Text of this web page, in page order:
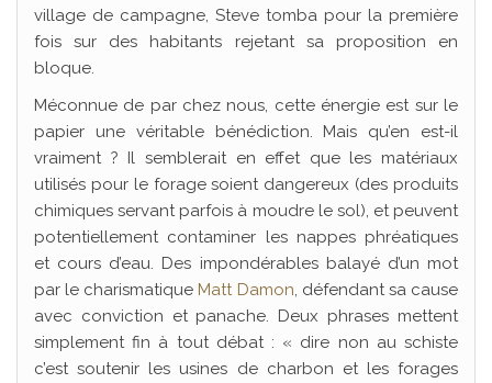
village de campagne, Steve tomba pour la première
fois sur des habitants rejetant sa proposition en
bloque.
Méconnue de par chez nous, cette énergie est sur le
papier une véritable bénédiction. Mais qu’en est-il
vraiment ? Il semblerait en effet que les matériaux
utilisés pour le forage soient dangereux (des produits
chimiques servant parfois à moudre le sol), et peuvent
potentiellement contaminer les nappes phréatiques
et cours d’eau. Des impondérables balayé d’un mot
par le charismatique Matt Damon, défendant sa cause
avec conviction et panache. Deux phrases mettent
simplement fin à tout débat : « dire non au schiste
c’est soutenir les usines de charbon et les forages